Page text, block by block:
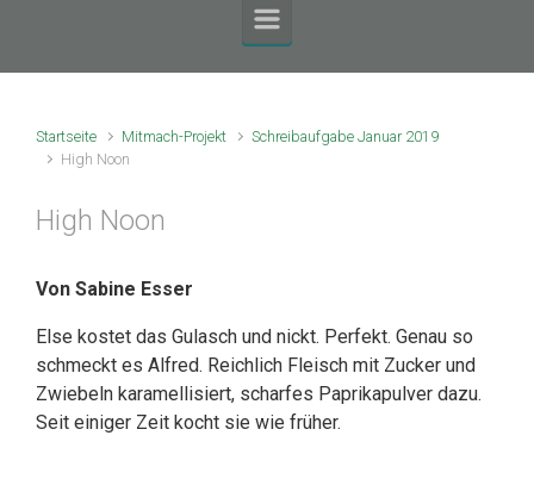
Startseite Mitmach-Projekt
Schreibaufgabe Januar 2019
High Noon
High Noon
Von Sabine Esser
Else kostet das Gulasch und nickt. Perfekt. Genau so
schmeckt es Alfred. Reichlich Fleisch mit Zucker und
Zwiebeln karamellisiert, scharfes Paprikapulver dazu.
Seit einiger Zeit kocht sie wie früher.